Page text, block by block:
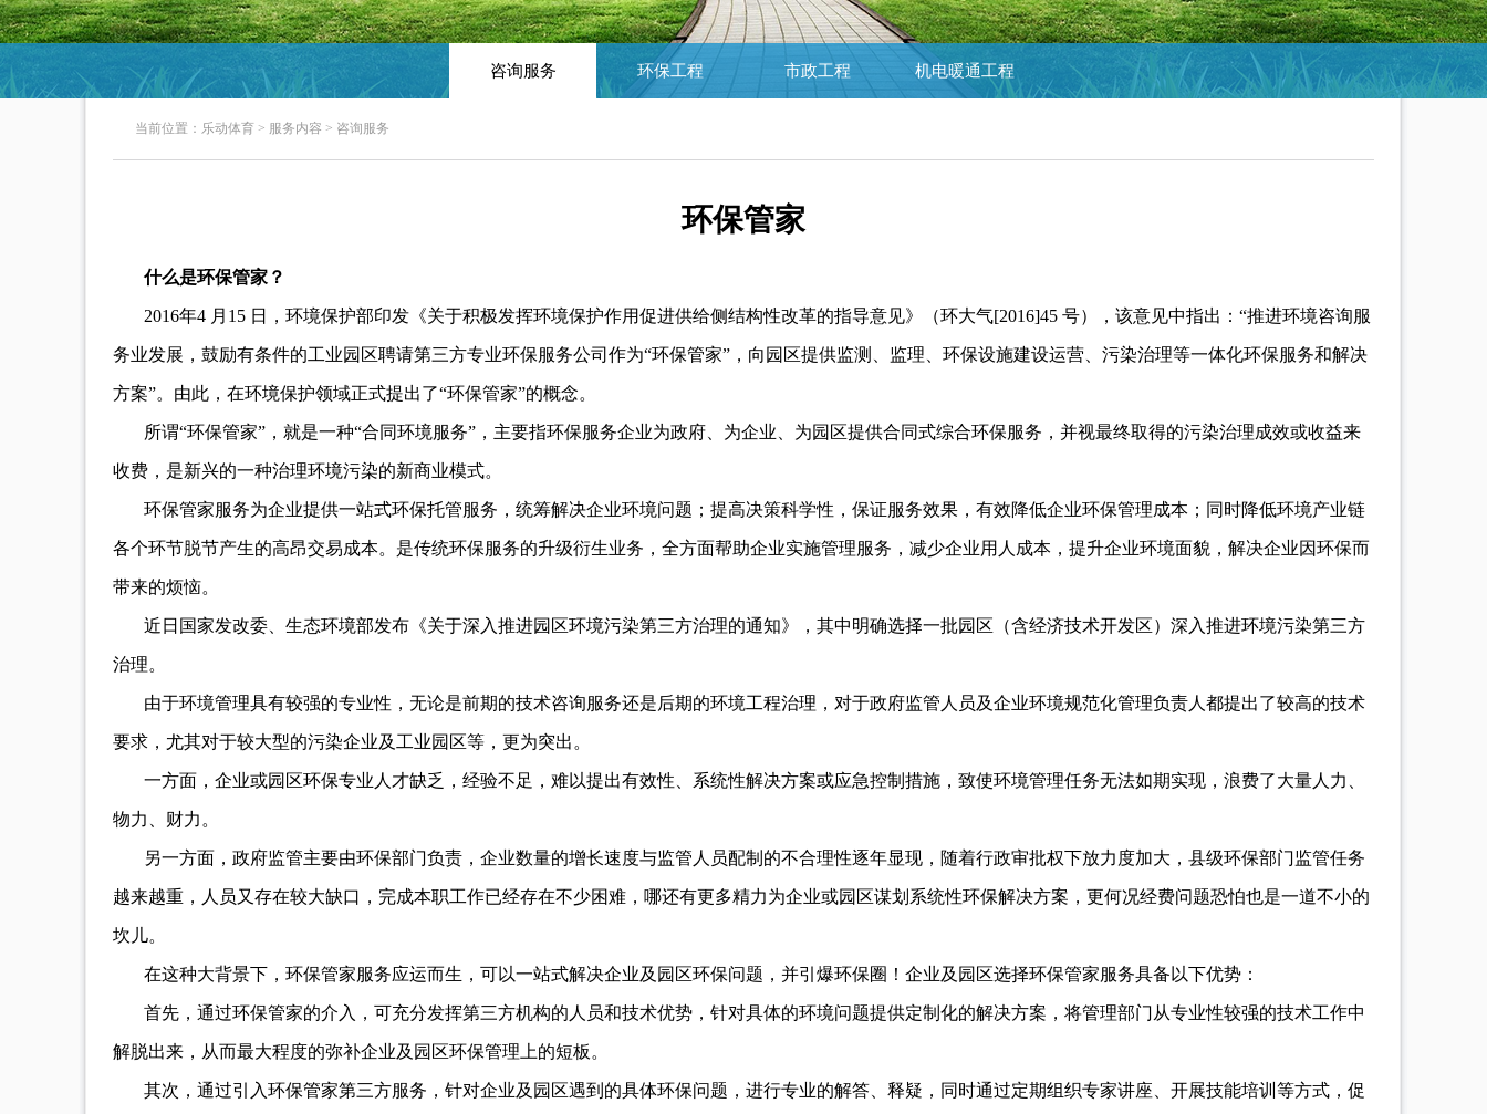
咨询服务 环保工程 市政工程 机电暖通工程
当前位置： 乐动体育 > 服务内容 > 咨询服务
环保管家
什么是环保管家？
2016年4 月15 日，环境保护部印发《关于积极发挥环境保护作用促进供给侧结构性改革的指导意见》（环大气[2016]45 号），该意见中指出：“推进环境咨询服
务业发展，鼓励有条件的工业园区聘请第三方专业环保服务公司作为“环保管家”，向园区提供监测、监理、环保设施建设运营、污染治理等一体化环保服务和解决
方案”。由此，在环境保护领域正式提出了“环保管家”的概念。
所谓“环保管家”，就是一种“合同环境服务”，主要指环保服务企业为政府、为企业、为园区提供合同式综合环保服务，并视最终取得的污染治理成效或收益来
收费，是新兴的一种治理环境污染的新商业模式。
环保管家服务为企业提供一站式环保托管服务，统筹解决企业环境问题；提高决策科学性，保证服务效果，有效降低企业环保管理成本；同时降低环境产业链
各个环节脱节产生的高昂交易成本。是传统环保服务的升级衍生业务，全方面帮助企业实施管理服务，减少企业用人成本，提升企业环境面貌，解决企业因环保而
带来的烦恼。
近日国家发改委、生态环境部发布《关于深入推进园区环境污染第三方治理的通知》，其中明确选择一批园区（含经济技术开发区）深入推进环境污染第三方
治理。
由于环境管理具有较强的专业性，无论是前期的技术咨询服务还是后期的环境工程治理，对于政府监管人员及企业环境规范化管理负责人都提出了较高的技术
要求，尤其对于较大型的污染企业及工业园区等，更为突出。
一方面，企业或园区环保专业人才缺乏，经验不足，难以提出有效性、系统性解决方案或应急控制措施，致使环境管理任务无法如期实现，浪费了大量人力、
物力、财力。
另一方面，政府监管主要由环保部门负责，企业数量的增长速度与监管人员配制的不合理性逐年显现，随着行政审批权下放力度加大，县级环保部门监管任务
越来越重，人员又存在较大缺口，完成本职工作已经存在不少困难，哪还有更多精力为企业或园区谋划系统性环保解决方案，更何况经费问题恐怕也是一道不小的
坎儿。
在这种大背景下，环保管家服务应运而生，可以一站式解决企业及园区环保问题，并引爆环保圈！企业及园区选择环保管家服务具备以下优势：
首先，通过环保管家的介入，可充分发挥第三方机构的人员和技术优势，针对具体的环境问题提供定制化的解决方案，将管理部门从专业性较强的技术工作中
解脱出来，从而最大程度的弥补企业及园区环保管理上的短板。
其次，通过引入环保管家第三方服务，针对企业及园区遇到的具体环保问题，进行专业的解答、释疑，同时通过定期组织专家讲座、开展技能培训等方式，促